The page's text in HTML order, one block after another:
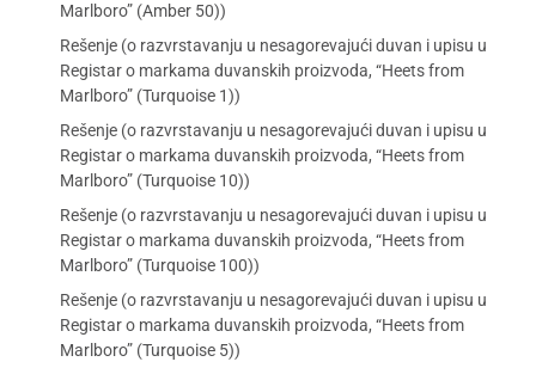
Marlboro” (Amber 50))
Rešenje (o razvrstavanju u nesagorevajući duvan i upisu u
Registar o markama duvanskih proizvoda, “Heets from
Marlboro” (Turquoise 1))
Rešenje (o razvrstavanju u nesagorevajući duvan i upisu u
Registar o markama duvanskih proizvoda, “Heets from
Marlboro” (Turquoise 10))
Rešenje (o razvrstavanju u nesagorevajući duvan i upisu u
Registar o markama duvanskih proizvoda, “Heets from
Marlboro” (Turquoise 100))
Rešenje (o razvrstavanju u nesagorevajući duvan i upisu u
Registar o markama duvanskih proizvoda, “Heets from
Marlboro” (Turquoise 5))